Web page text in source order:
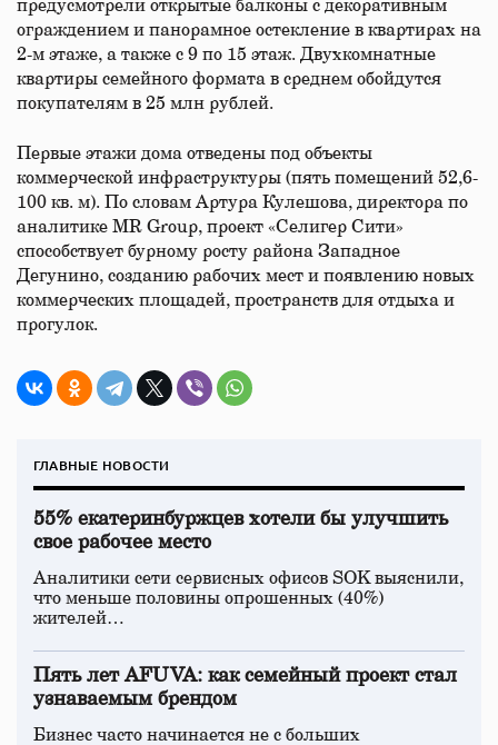
предусмотрели открытые балконы с декоративным
ограждением и панорамное остекление в квартирах на
2-м этаже, а также с 9 по 15 этаж. Двухкомнатные
квартиры семейного формата в среднем обойдутся
покупателям в 25 млн рублей.
Первые этажи дома отведены под объекты
коммерческой инфраструктуры (пять помещений 52,6-
100 кв. м). По словам Артура Кулешова, директора по
аналитике MR Group, проект «Селигер Сити»
способствует бурному росту района Западное
Дегунино, созданию рабочих мест и появлению новых
коммерческих площадей, пространств для отдыха и
прогулок.
ГЛАВНЫЕ НОВОСТИ
55% екатеринбуржцев хотели бы улучшить
свое рабочее место
Аналитики сети сервисных офисов SOK выяснили,
что меньше половины опрошенных (40%)
жителей…
Пять лет AFUVA: как семейный проект стал
узнаваемым брендом
Бизнес часто начинается не с больших